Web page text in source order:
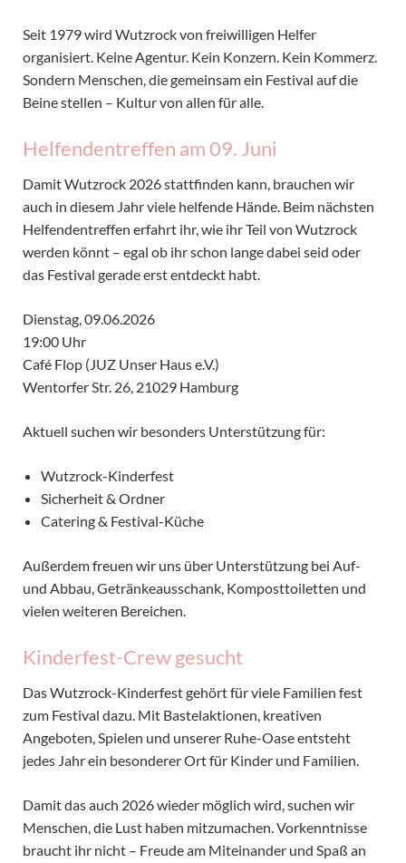
Seit 1979 wird Wutzrock von freiwilligen Helfer
organisiert. Keine Agentur. Kein Konzern. Kein Kommerz.
Sondern Menschen, die gemeinsam ein Festival auf die
Beine stellen – Kultur von allen für alle.
Helfendentreffen am 09. Juni
Damit Wutzrock 2026 stattfinden kann, brauchen wir
auch in diesem Jahr viele helfende Hände. Beim nächsten
Helfendentreffen erfahrt ihr, wie ihr Teil von Wutzrock
werden könnt – egal ob ihr schon lange dabei seid oder
das Festival gerade erst entdeckt habt.
Dienstag, 09.06.2026
19:00 Uhr
Café Flop (JUZ Unser Haus e.V.)
Wentorfer Str. 26, 21029 Hamburg
Aktuell suchen wir besonders Unterstützung für:
Wutzrock-Kinderfest
Sicherheit & Ordner
Catering & Festival-Küche
Außerdem freuen wir uns über Unterstützung bei Auf-
und Abbau, Getränkeausschank, Komposttoiletten und
vielen weiteren Bereichen.
Kinderfest-Crew gesucht
Das Wutzrock-Kinderfest gehört für viele Familien fest
zum Festival dazu. Mit Bastelaktionen, kreativen
Angeboten, Spielen und unserer Ruhe-Oase entsteht
jedes Jahr ein besonderer Ort für Kinder und Familien.
Damit das auch 2026 wieder möglich wird, suchen wir
Menschen, die Lust haben mitzumachen. Vorkenntnisse
braucht ihr nicht – Freude am Miteinander und Spaß an